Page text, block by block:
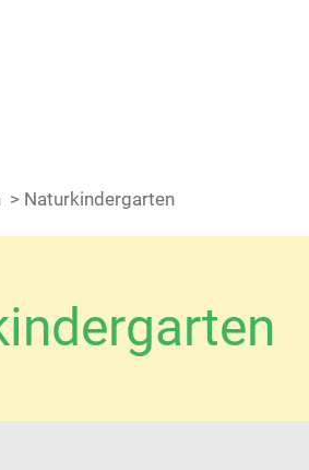
> Naturkinder­garten